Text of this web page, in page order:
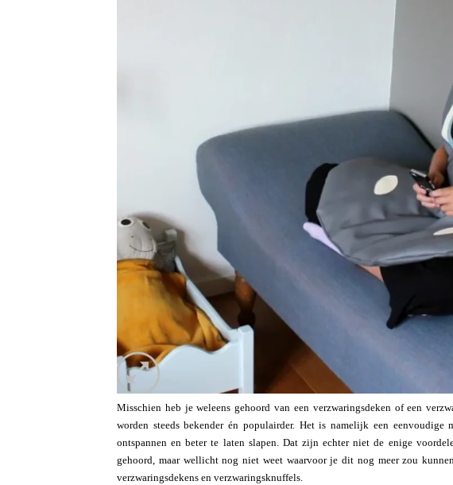
Misschien heb je weleens gehoord van een verzwaringsdeken of een
worden steeds bekender én populairder. Het is namelijk een
ontspannen en beter te laten slapen. Dat zijn echter niet de enige
gehoord, maar wellicht nog niet weet waarvoor je dit nog meer zou
verzwaringsdekens en verzwaringsknuffels.